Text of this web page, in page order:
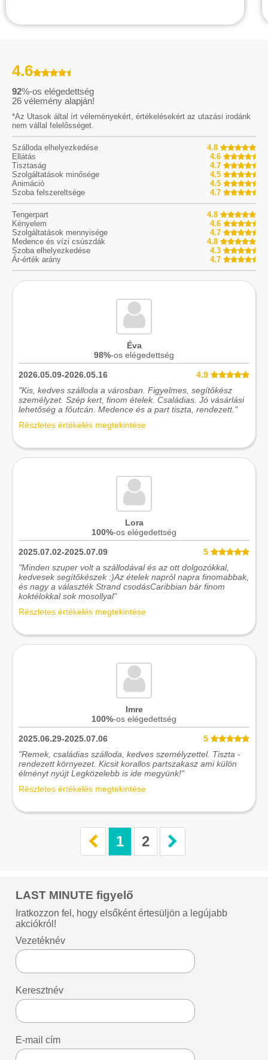
4.6
92%-os elégedettség
26 vélemény alapján!
*Az Utasok által írt véleményekért, értékelésekért az utazási irodánk
nem vállal felelősséget.
Szálloda elhelyezkedése
4.8
Ellátás
4.6
Tisztaság
4.7
Szolgáltatások minősége
4.5
Animáció
4.5
Szoba felszereltsége
4.7
Tengerpart
4.8
Kényelem
4.6
Szolgáltatások mennyisége
4.7
Medence és vízi csúszdák
4.8
Szoba elhelyezkedése
4.3
Ár-érték arány
4.7
Éva
98%-os elégedettség
2026.05.09-2026.05.16
4.9
"Kis, kedves szálloda a városban. Figyelmes, segítőkész
személyzet. Szép kert, finom ételek. Családias. Jó vásárlási
lehetőség a főutcán. Medence és a part tiszta, rendezett."
Részletes értékelés megtekintése
Lora
100%-os elégedettség
2025.07.02-2025.07.09
5
"Minden szuper volt a szállodával és az ott dolgozókkal,
kedvesek segítőkészek :)Az ételek napról napra finomabbak,
és nagy a választék Strand csodásCaribbian bár finom
koktélokkal sok mosollyal"
Részletes értékelés megtekintése
Imre
100%-os elégedettség
2025.06.29-2025.07.06
5
"Remek, családias szálloda, kedves személyzettel. Tiszta -
rendezett környezet. Kicsit korallos partszakasz ami külön
élményt nyújt Legközelebb is ide megyünk!"
Részletes értékelés megtekintése
1 2
LAST MINUTE figyelő
Iratkozzon fel, hogy elsőként értesüljön a legújabb
akciókról!
Vezetéknév
Keresztnév
E-mail cím